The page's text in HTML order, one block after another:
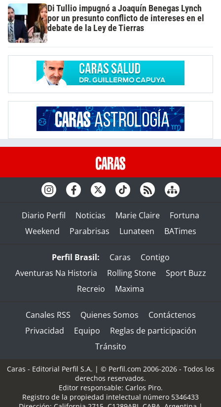
Di Tullio impugnó a Joaquín Benegas Lynch
por un presunto conflicto de intereses en el
debate de la Ley de Tierras
Diario Perfil Noticias Marie Claire
Fortuna
Weekend
Parabrisas Lunateen BATimes
Perfil Brasil: Caras
Contigo
Aventuras Na Historia
Rolling Stone
Sport Buzz
Recreio
Maxima
Canales RSS Quienes Somos
Contáctenos
Privacidad
Equipo
Reglas de participación
Tránsito
Caras - Editorial Perfil S.A. | © Perfil.com 2006-2026 - Todos los
derechos reservados.
Editor responsable: Carlos Piro.
Registro de la propiedad intelectual número 5346433